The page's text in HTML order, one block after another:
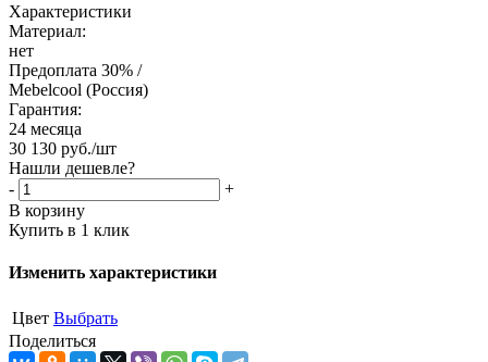
Характеристики
Материал:
нет
Предоплата 30% /
Mebelcool (Россия)
Гарантия:
24 месяца
30 130 руб./шт
Нашли дешевле?
-
+
В корзину
Купить в 1 клик
Изменить характеристики
Цвет Выбрать
Поделиться